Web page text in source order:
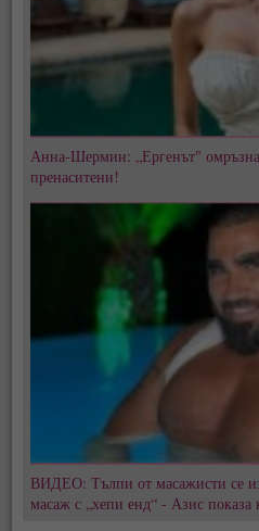
Анна-Шермин: „Ергенът" омръзна
пренаситени!
ВИДЕО: Тълпи от масажисти се
масаж с „хепи енд“ - Азис показа